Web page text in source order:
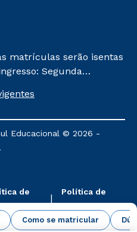
Como se matricular
matrículas serão isentas
Segunda
matrícula será de R$
aos cursos: Ensino
e Metodologia
Atuais.
Educacional © 2026 -
de
Política de
Cookies